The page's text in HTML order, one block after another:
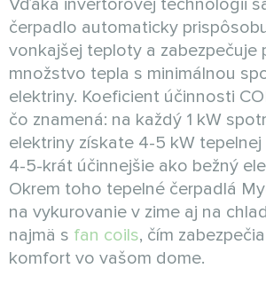
čerpadlo automaticky
vonkajšej teploty a zabezpečuje
množstvo tepla s minimálnou
elektriny. Koeficient účinnosti
čo znamená: na každý 1 kW
elektriny získate 4-5 kW tepelnej
4-5-krát účinnejšie ako bežný
Okrem toho tepelné čerpadlá
na vykurovanie v zime aj na
najmä s fan coils, čím
komfort vo vašom dome.